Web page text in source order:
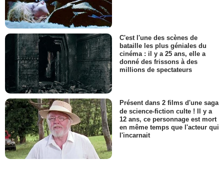
C'est l'une des scènes de
bataille les plus géniales du
cinéma : il y a 25 ans, elle a
donné des frissons à des
millions de spectateurs
Présent dans 2 films d'une saga
de science-fiction culte ! Il y a
12 ans, ce personnage est mort
en même temps que l'acteur qui
l'incarnait